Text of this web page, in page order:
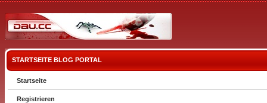
STARTSEITE BLOG PORTAL
Startseite
Registrieren